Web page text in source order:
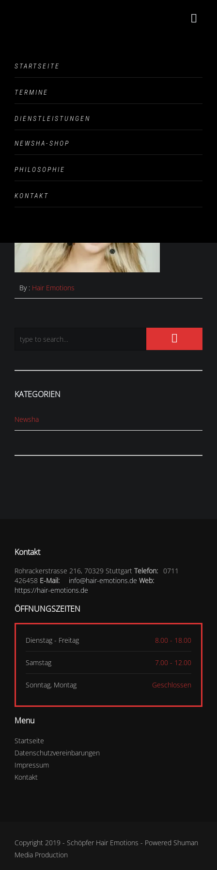
STARTSEITE
TERMINE
DIENSTLEISTUNGEN
NEWSHA-SHOP
PHILOSOPHIE
KONTAKT
Blog Single
hair style 7
By : Hair Emotions
KATEGORIEN
Newsha
Kontakt
Rohrackerstrasse 216, 70329 Stuttgart Telefon: 0711
426458 E-Mail: info@hair-emotions.de Web:
https://hair-emotions.de
ÖFFNUNGSZEITEN
Dienstag - Freitag 8.00 - 18.00
Samstag 7.00 - 12.00
Sonntag, Montag Geschlossen
Menu
Startseite
Datenschutzvereinbarungen
Impressum
Kontakt
Copyright 2019 - Schöpfer Hair Emotions - Powered Shuman
Media Production